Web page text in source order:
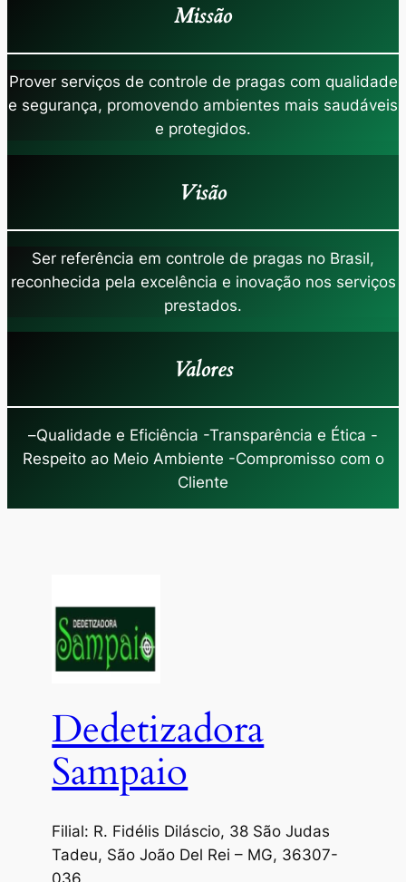
Missão
Prover serviços de controle de pragas com qualidade
e segurança, promovendo ambientes mais saudáveis
e protegidos.
Visão
Ser referência em controle de pragas no Brasil,
reconhecida pela excelência e inovação nos serviços
prestados.
Valores
–Qualidade e Eficiência -Transparência e Ética -
Respeito ao Meio Ambiente -Compromisso com o
Cliente
Dedetizadora
Sampaio
Filial: R. Fidélis Diláscio, 38 São Judas
Tadeu, São João Del Rei – MG, 36307-